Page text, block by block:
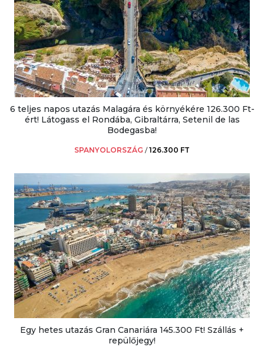
6 teljes napos utazás Malagára és környékére 126.300 Ft-
ért! Látogass el Rondába, Gibraltárra, Setenil de las
Bodegasba!
SPANYOLORSZÁG /126.300 FT
Egy hetes utazás Gran Canariára 145.300 Ft! Szállás +
repülőjegy!